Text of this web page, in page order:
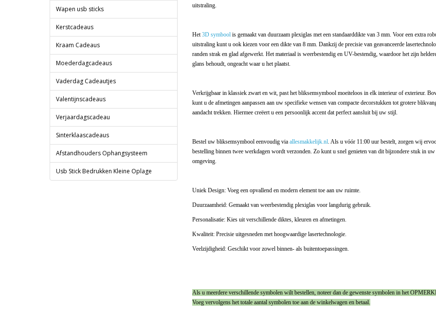
Wapen usb sticks
Kerstcadeaus
Kraam Cadeaus
Moederdagcadeaus
Vaderdag Cadeautjes
Valentijnscadeaus
Verjaardagscadeau
Sinterklaascadeaus
Afstandhouders Ophangsysteem
Usb Stick Bedrukken Kleine Oplage
uitstraling.
Het3D symboolis gemaakt van duurzaam plexiglas met een standaarddikte van 3 mm. Voor een extra
uitstraling kunt u ook kiezen voor een dikte van 8 mm. Dankzij de precisie van geavanceerde
randen strak en glad afgewerkt. Het materiaal is weerbestendig en UV-bestendig, waardoor het zijn
glans behoudt, ongeacht waar u het plaatst.
Verkrijgbaar in klassiek zwart en wit, past het bliksemsymbool moeiteloos in elk interieur of exterieur.
kunt u de afmetingen aanpassen aan uw specifieke wensen van compacte decorstukken tot grotere
aandacht trekken. Hiermee creëert u een persoonlijk accent dat perfect aansluit bij uw stijl.
Bestel uw bliksemsymbool eenvoudig via allesmakkelijk.nl. Als u vóór 11:00 uur bestelt, zorgen wij
bestelling binnen twee werkdagen wordt verzonden. Zo kunt u snel genieten van dit bijzondere stuk in uw
omgeving.
Uniek Design: Voeg een opvallend en modern element toe aan uw ruimte.
Duurzaamheid: Gemaakt van weerbestendig plexiglas voor langdurig gebruik.
Personalisatie: Kies uit verschillende diktes, kleuren en afmetingen.
Kwaliteit: Precisie uitgesneden met hoogwaardige lasertechnologie.
Veelzijdigheid: Geschikt voor zowel binnen- als buitentoepassingen.
Als u meerdere verschillende symbolen wilt bestellen, noteer dan de gewenste symbolen in het
Voeg vervolgens het totale aantal symbolen toe aan de winkelwagen en betaal.